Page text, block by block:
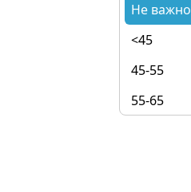
Не важно
<45
45-55
55-65